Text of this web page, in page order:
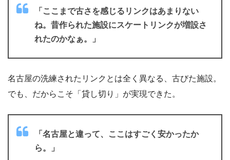
「ここまで古さを感じるリンクはあまりない
ね。昔作られた施設にスケートリンクが増設さ
れたのかなぁ。」
名古屋の洗練されたリンクとは全く異なる、古びた施設。
でも、だからこそ「貸し切り」が実現できた。
「名古屋と違って、ここはすごく安かったか
ら。」